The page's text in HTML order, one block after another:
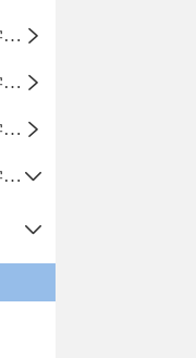
高青县花沟学区中心小学
高青县木李学区中心小学
高青县芦湖学区中心小学
高青县唐坊学区中心小学